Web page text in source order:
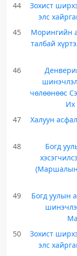
44
Зохист
элс
45
Морингийн
талбай
46
чөлөөнөөс
Их
47
Халуун
48
Богд
(Маршалын
49
Богд уулын
50
Зохист
элс